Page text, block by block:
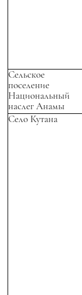
Сельское
поселение
Национальный
наслег Анамы
Село Кутана